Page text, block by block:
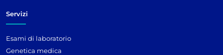
Servizi
Esami di laboratorio
Genetica medica